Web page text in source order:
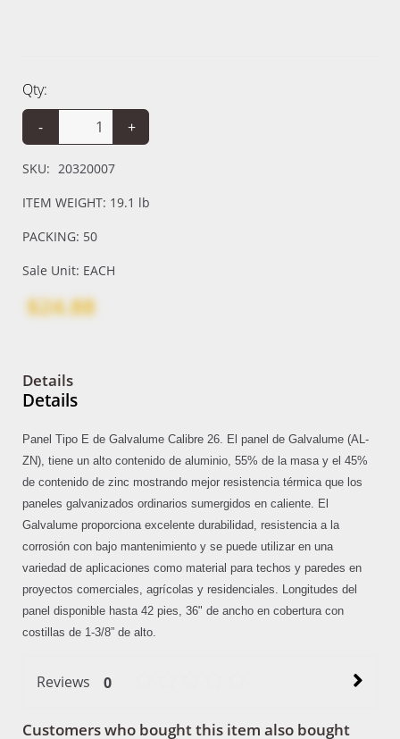
Qty:
-
+
SKU: 20320007
ITEM WEIGHT: 19.1 lb
PACKING: 50
Sale Unit: EACH
$24.88
Details
Details
Panel Tipo E de Galvalume Calibre 26. El panel de Galvalume (AL-
ZN), tiene un alto contenido de aluminio, 55% de la masa y el 45%
de contenido de zinc mostrando mejor resistencia térmica que los
paneles galvanizados ordinarios sumergidos en caliente. El
Galvalume proporciona excelente durabilidad, resistencia a la
corrosión con bajo mantenimiento y se puede utilizar en una
variedad de aplicaciones como material para techos y paredes en
proyectos comerciales, agrícolas y residenciales. Longitudes del
panel disponible hasta 42 pies, 36" de ancho en cobertura con
costillas de 1-3/8” de alto.
Reviews 0
Customers who bought this item also bought